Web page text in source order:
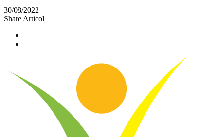
30/08/2022
Share Articol